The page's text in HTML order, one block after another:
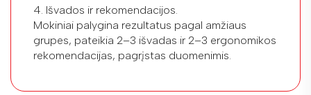
4. Išvados ir rekomendacijos.
Mokiniai palygina rezultatus pagal amžiaus
grupes, pateikia 2–3 išvadas ir 2–3 ergonomikos
rekomendacijas, pagrįstas duomenimis.